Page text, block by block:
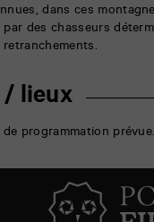
dans ces
des chasseurs
/ lieux
de programmation prévue.